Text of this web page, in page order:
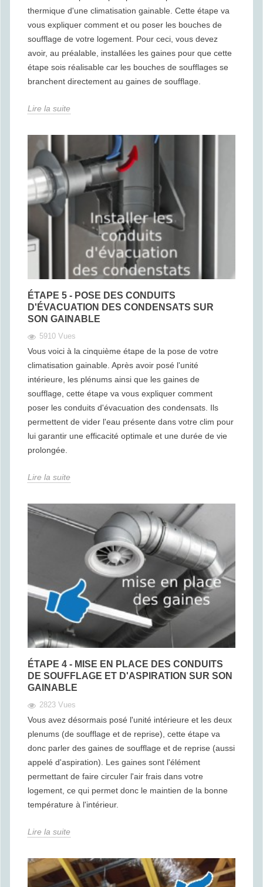
thermique d'une climatisation gainable. Cette étape va
vous expliquer comment et ou poser les bouches de
soufflage de votre logement. Pour ceci, vous devez
avoir, au préalable, installées les gaines pour que cette
étape sois réalisable car les bouches de soufflages se
branchent directement au gaines de soufflage.
Lire la suite
ÉTAPE 5 - POSE DES CONDUITS
D'ÉVACUATION DES CONDENSATS SUR
SON GAINABLE
5910 Vues
Vous voici à la cinquième étape de la pose de votre
climatisation gainable. Après avoir posé l'unité
intérieure, les plénums ainsi que les gaines de
soufflage, cette étape va vous expliquer comment
poser les conduits d'évacuation des condensats. Ils
permettent de vider l'eau présente dans votre clim pour
lui garantir une efficacité optimale et une durée de vie
prolongée.
Lire la suite
ÉTAPE 4 - MISE EN PLACE DES CONDUITS
DE SOUFFLAGE ET D'ASPIRATION SUR SON
GAINABLE
2823 Vues
Vous avez désormais posé l'unité intérieure et les deux
plenums (de soufflage et de reprise), cette étape va
donc parler des gaines de soufflage et de reprise (aussi
appelé d'aspiration). Les gaines sont l'élément
permettant de faire circuler l'air frais dans votre
logement, ce qui permet donc le maintien de la bonne
température à l'intérieur.
Lire la suite